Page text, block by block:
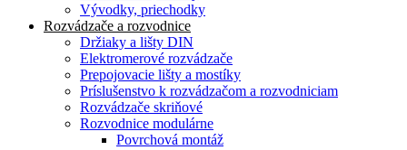
Vývodky, priechodky
Rozvádzače a rozvodnice
Držiaky a lišty DIN
Elektromerové rozvádzače
Prepojovacie lišty a mostíky
Príslušenstvo k rozvádzačom a rozvodniciam
Rozvádzače skriňové
Rozvodnice modulárne
Povrchová montáž